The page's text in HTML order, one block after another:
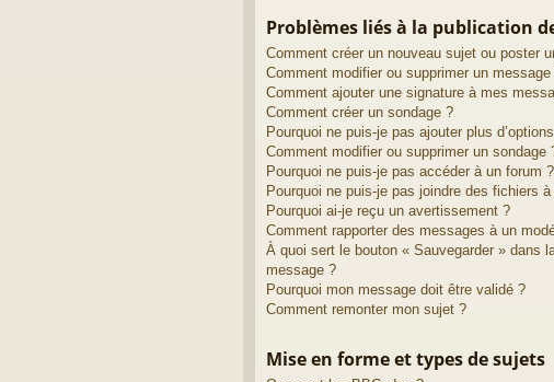
Problèmes liés à la publication
Comment créer un nouveau sujet ou poster
Comment modifier ou supprimer un message
Comment ajouter une signature à mes
Comment créer un sondage ?
Pourquoi ne puis-je pas ajouter plus
Comment modifier ou supprimer un sondage
Pourquoi ne puis-je pas accéder à un forum ?
Pourquoi ne puis-je pas joindre des fichiers
Pourquoi ai-je reçu un avertissement ?
Comment rapporter des messages à un
À quoi sert le bouton « Sauvegarder » dans
message ?
Pourquoi mon message doit être validé ?
Comment remonter mon sujet ?
Mise en forme et types de sujets